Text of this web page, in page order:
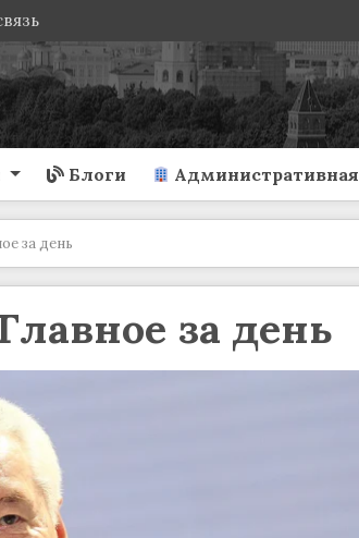
Блоги Административная
за день
за день